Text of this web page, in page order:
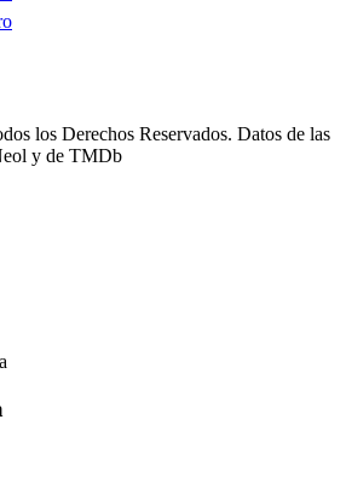
los Derechos Reservados. Datos de las
y de TMDb